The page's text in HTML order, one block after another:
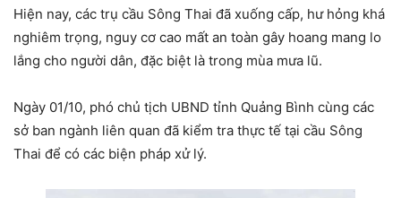
Hiện nay, các trụ cầu Sông Thai đã xuống cấp, hư hỏng khá
nghiêm trọng, nguy cơ cao mất an toàn gây hoang mang lo
lắng cho người dân, đặc biệt là trong mùa mưa lũ.
Ngày 01/10, phó chủ tịch UBND tỉnh Quảng Bình cùng các
sở ban ngành liên quan đã kiểm tra thực tế tại cầu Sông
Thai để có các biện pháp xử lý.